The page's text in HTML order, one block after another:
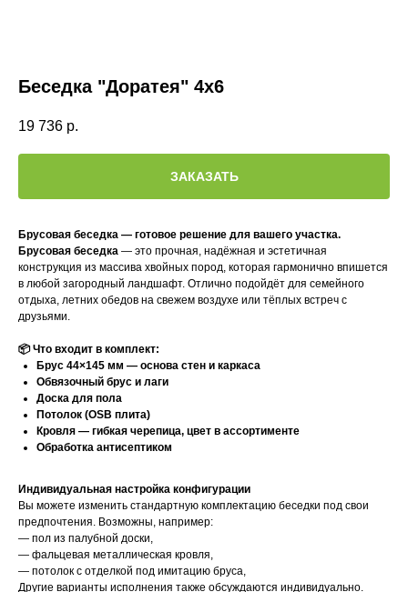
Беседка "Доратея" 4х6
19 736 р.
ЗАКАЗАТЬ
Брусовая беседка — готовое решение для вашего участка.
Брусовая беседка — это прочная, надёжная и эстетичная
конструкция из массива хвойных пород, которая гармонично впишется
в любой загородный ландшафт. Отлично подойдёт для семейного
отдыха, летних обедов на свежем воздухе или тёплых встреч с
друзьями.
📦 Что входит в комплект:
Брус 44×145 мм — основа стен и каркаса
Обвязочный брус и лаги
Доска для пола
Потолок (OSB плита)
Кровля — гибкая черепица, цвет в ассортименте
Обработка антисептиком
Индивидуальная настройка конфигурации
Вы можете изменить стандартную комплектацию беседки под свои
предпочтения. Возможны, например:
— пол из палубной доски,
— фальцевая металлическая кровля,
— потолок с отделкой под имитацию бруса,
Другие варианты исполнения также обсуждаются индивидуально.